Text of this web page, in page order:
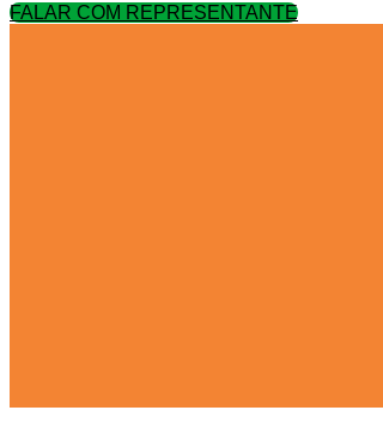
FALAR COM REPRESENTANTE